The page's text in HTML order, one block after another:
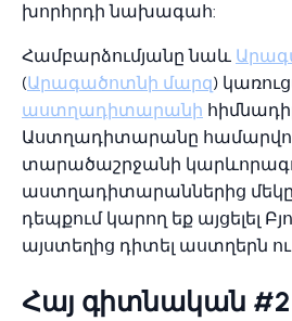
խորհրդի նախագահ:
Համբարձումյանը նաև
(Արագածոտնի մարզ)
աստղադիտարանի
Աստղադիտարանը
տարածաշրջանի
աստղադիտարաններից
դեպքում կարող եք այցելել
այստեղից դիտել աստղերն ու
Հայ գիտնական